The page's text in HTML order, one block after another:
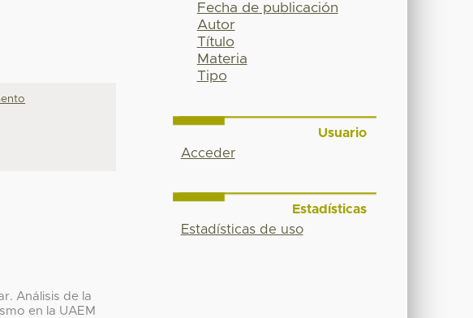
Análisis de la
en la UAEM
Fecha de publicación
Autor
Título
Materia
Tipo
Usuario
Acceder
Estadísticas
Estadísticas de uso